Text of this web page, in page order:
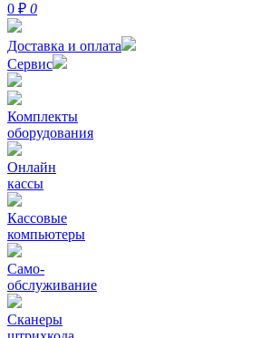
0 ₽ 0
Доставка и оплата
Сервис
Комплекты
оборудования
Онлайн
кассы
Кассовые
компьютеры
Само-
обслуживание
Сканеры